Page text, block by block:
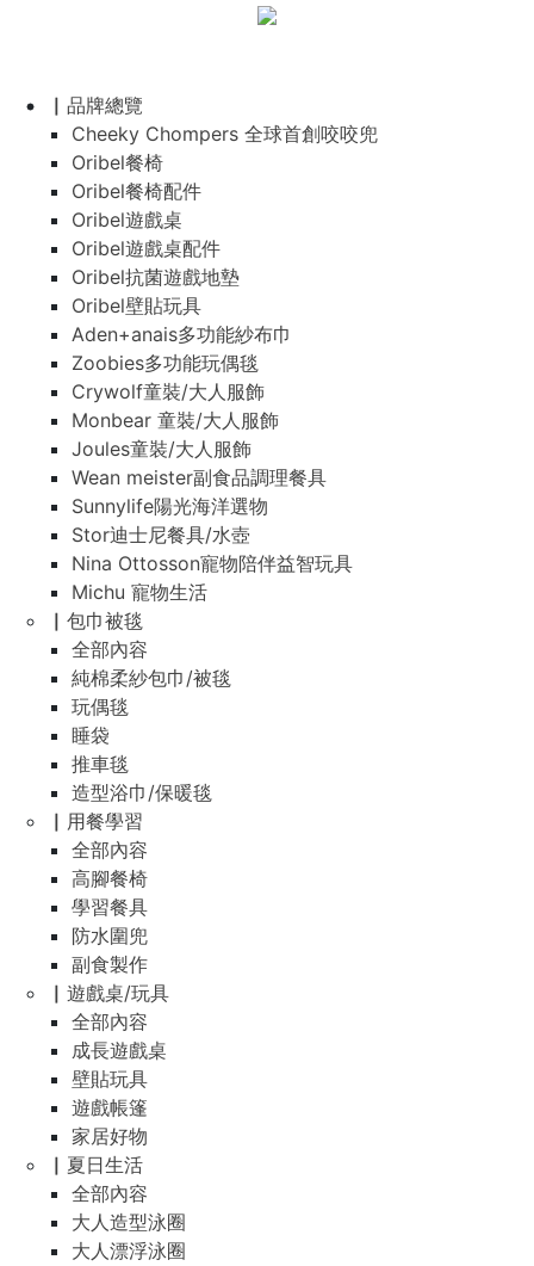
▏品牌總覽
Cheeky Chompers 全球首創咬咬兜
Oribel餐椅
Oribel餐椅配件
Oribel遊戲桌
Oribel遊戲桌配件
Oribel抗菌遊戲地墊
Oribel壁貼玩具
Aden+anais多功能紗布巾
Zoobies多功能玩偶毯
Crywolf童裝/大人服飾
Monbear 童裝/大人服飾
Joules童裝/大人服飾
Wean meister副食品調理餐具
Sunnylife陽光海洋選物
Stor迪士尼餐具/水壺
Nina Ottosson寵物陪伴益智玩具
Michu 寵物生活
▏包巾被毯
全部內容
純棉柔紗包巾/被毯
玩偶毯
睡袋
推車毯
造型浴巾/保暖毯
▏用餐學習
全部內容
高腳餐椅
學習餐具
防水圍兜
副食製作
▏遊戲桌/玩具
全部內容
成長遊戲桌
壁貼玩具
遊戲帳篷
家居好物
▏夏日生活
全部內容
大人造型泳圈
大人漂浮泳圈